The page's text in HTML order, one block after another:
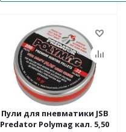
Пули для пневматики JSB
Predator Polymag кал. 5,50